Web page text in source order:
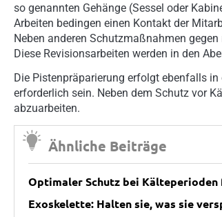
so genannten Gehänge (Sessel oder
Arbeiten bedingen einen Kontakt der
Neben anderen Schutzmaßnahmen
Diese Revisionsarbeiten werden in den
Die Pistenpräparierung erfolgt ebenfalls
erforderlich sein. Neben dem Schutz vor
abzuarbeiten.
Ähnliche Beiträge
Optimaler Schutz bei
Exoskelette: Halten sie, was sie